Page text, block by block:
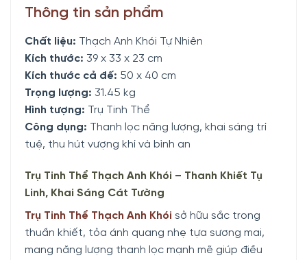
Thông tin sản phẩm
Chất liệu: Thạch Anh Khói Tự Nhiên
Kích thước: 39 x 33 x 23 cm
Kích thước cả đế: 50 x 40 cm
Trọng lượng: 31.45 kg
Hình tượng: Trụ Tinh Thể
Công dụng: Thanh lọc năng lượng, khai sáng trí
tuệ, thu hút vượng khí và bình an
Trụ Tinh Thể Thạch Anh Khói – Thanh Khiết Tụ
Linh, Khai Sáng Cát Tường
Trụ Tinh Thể Thạch Anh Khói sở hữu sắc trong
thuần khiết, tỏa ánh quang nhẹ tựa sương mai,
mang năng lượng thanh lọc mạnh mẽ giúp điều